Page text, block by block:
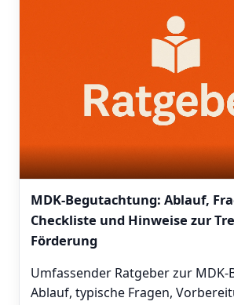
MDK-Begutachtung: Ablauf,
Checkliste und Hinweise zur
Förderung
Umfassender Ratgeber zur
Ablauf, typische Fragen,